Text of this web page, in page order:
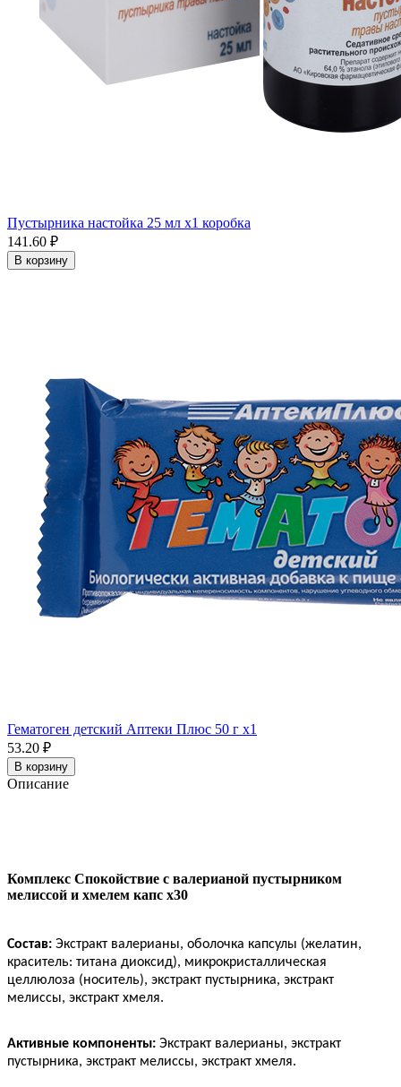
Пустырника настойка 25 мл x1 коробка
141.60 ₽
В корзину
Гематоген детский Аптеки Плюс 50 г x1
53.20 ₽
В корзину
Описание
Комплекс Спокойствие с валерианой пустырником
мелиссой и хмелем капс x30
Состав: Экстракт валерианы, оболочка капсулы (желатин,
краситель: титана диоксид), микрокристаллическая
целлюлоза (носитель), экстракт пустырника, экстракт
мелиссы, экстракт хмеля.
Активные компоненты: Экстракт валерианы, экстракт
пустырника, экстракт мелиссы, экстракт хмеля.